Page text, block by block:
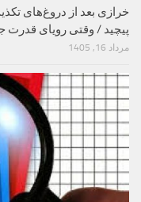
خرازی بعد از دروغ‌های
پیچید / وقتی رویای قدرت
مرداد 16, 1405